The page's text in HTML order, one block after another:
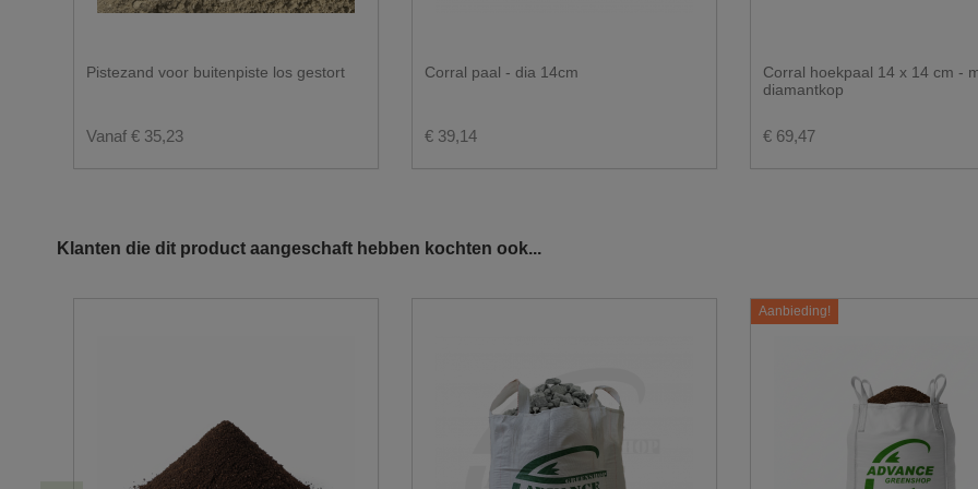
Gezien het gewicht van de vrachtwagen leveren wij enkel op een voldoende verharde ondergrond
Er moet voldoende ruimte zijn om de big bags te kunnen plaatsen.
Hou ook rekening met overhangende kabels en takken.
Voor big bags hoeft u niet thuis te zijn. U kan ons steeds aangeven waar de big bags geplaatst dienen te worden.
Pistezand voor buitenpiste los gestort
Vanaf € 35,23
Corral paal - dia 14cm
€ 39,14
Corral hoekpaal 14 x 14 cm -
diamantkop
€ 69,47
Klanten die dit product aangeschaft hebben kochten ook...
Aanbieding!